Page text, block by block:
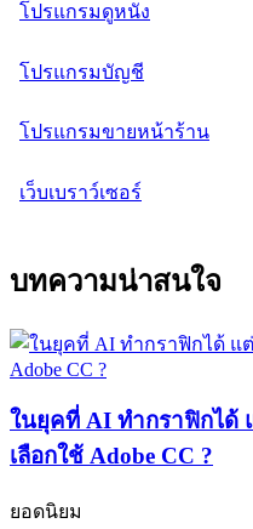
โปรแกรมดูหนัง
โปรแกรมบัญชี
โปรแกรมขายหน้าร้าน
เว็บเบราว์เซอร์
บทความน่าสนใจ
ในยุคที่ AI ทำกราฟิกได้
เลือกใช้ Adobe CC ?
ยอดนิยม